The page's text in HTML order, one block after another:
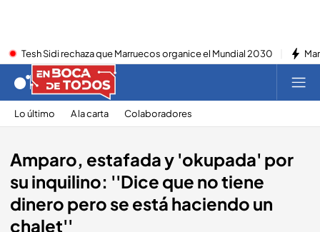
Tesh Sidi rechaza que Marruecos organice el Mundial 2030
Lo último A la carta Colaboradores
Amparo, estafada y 'okupada' por
su inquilino: ''Dice que no tiene
dinero pero se está haciendo un
chalet''